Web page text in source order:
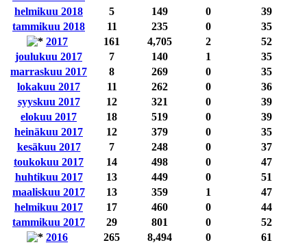
helmikuu 2018
5 149 0
39
tammikuu 2018
11 235 0
35
2017
161 4,705 2
52
joulukuu 2017
7 140 1
35
marraskuu 2017
8 269 0
35
lokakuu 2017
11 262 0
36
syyskuu 2017
12 321 0
39
elokuu 2017
18 519 0
39
heinäkuu 2017
12 379 0
35
kesäkuu 2017
7 248 0
37
toukokuu 2017
14 498 0
47
huhtikuu 2017
13 449 0
51
maaliskuu 2017
13 359 1
47
helmikuu 2017
17 460 0
44
tammikuu 2017
29 801 0
52
2016
265 8,494 0
61